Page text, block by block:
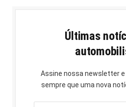
Últimas
Assine nossa newsletter e
sempre que uma nova